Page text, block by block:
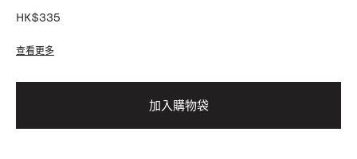
HK$335
查看更多
加入購物袋